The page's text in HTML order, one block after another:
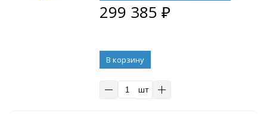
299 385 ₽
В корзину
шт